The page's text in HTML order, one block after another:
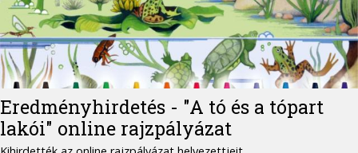
Eredményhirdetés - "A tó és a tópart
lakói" online rajzpályázat